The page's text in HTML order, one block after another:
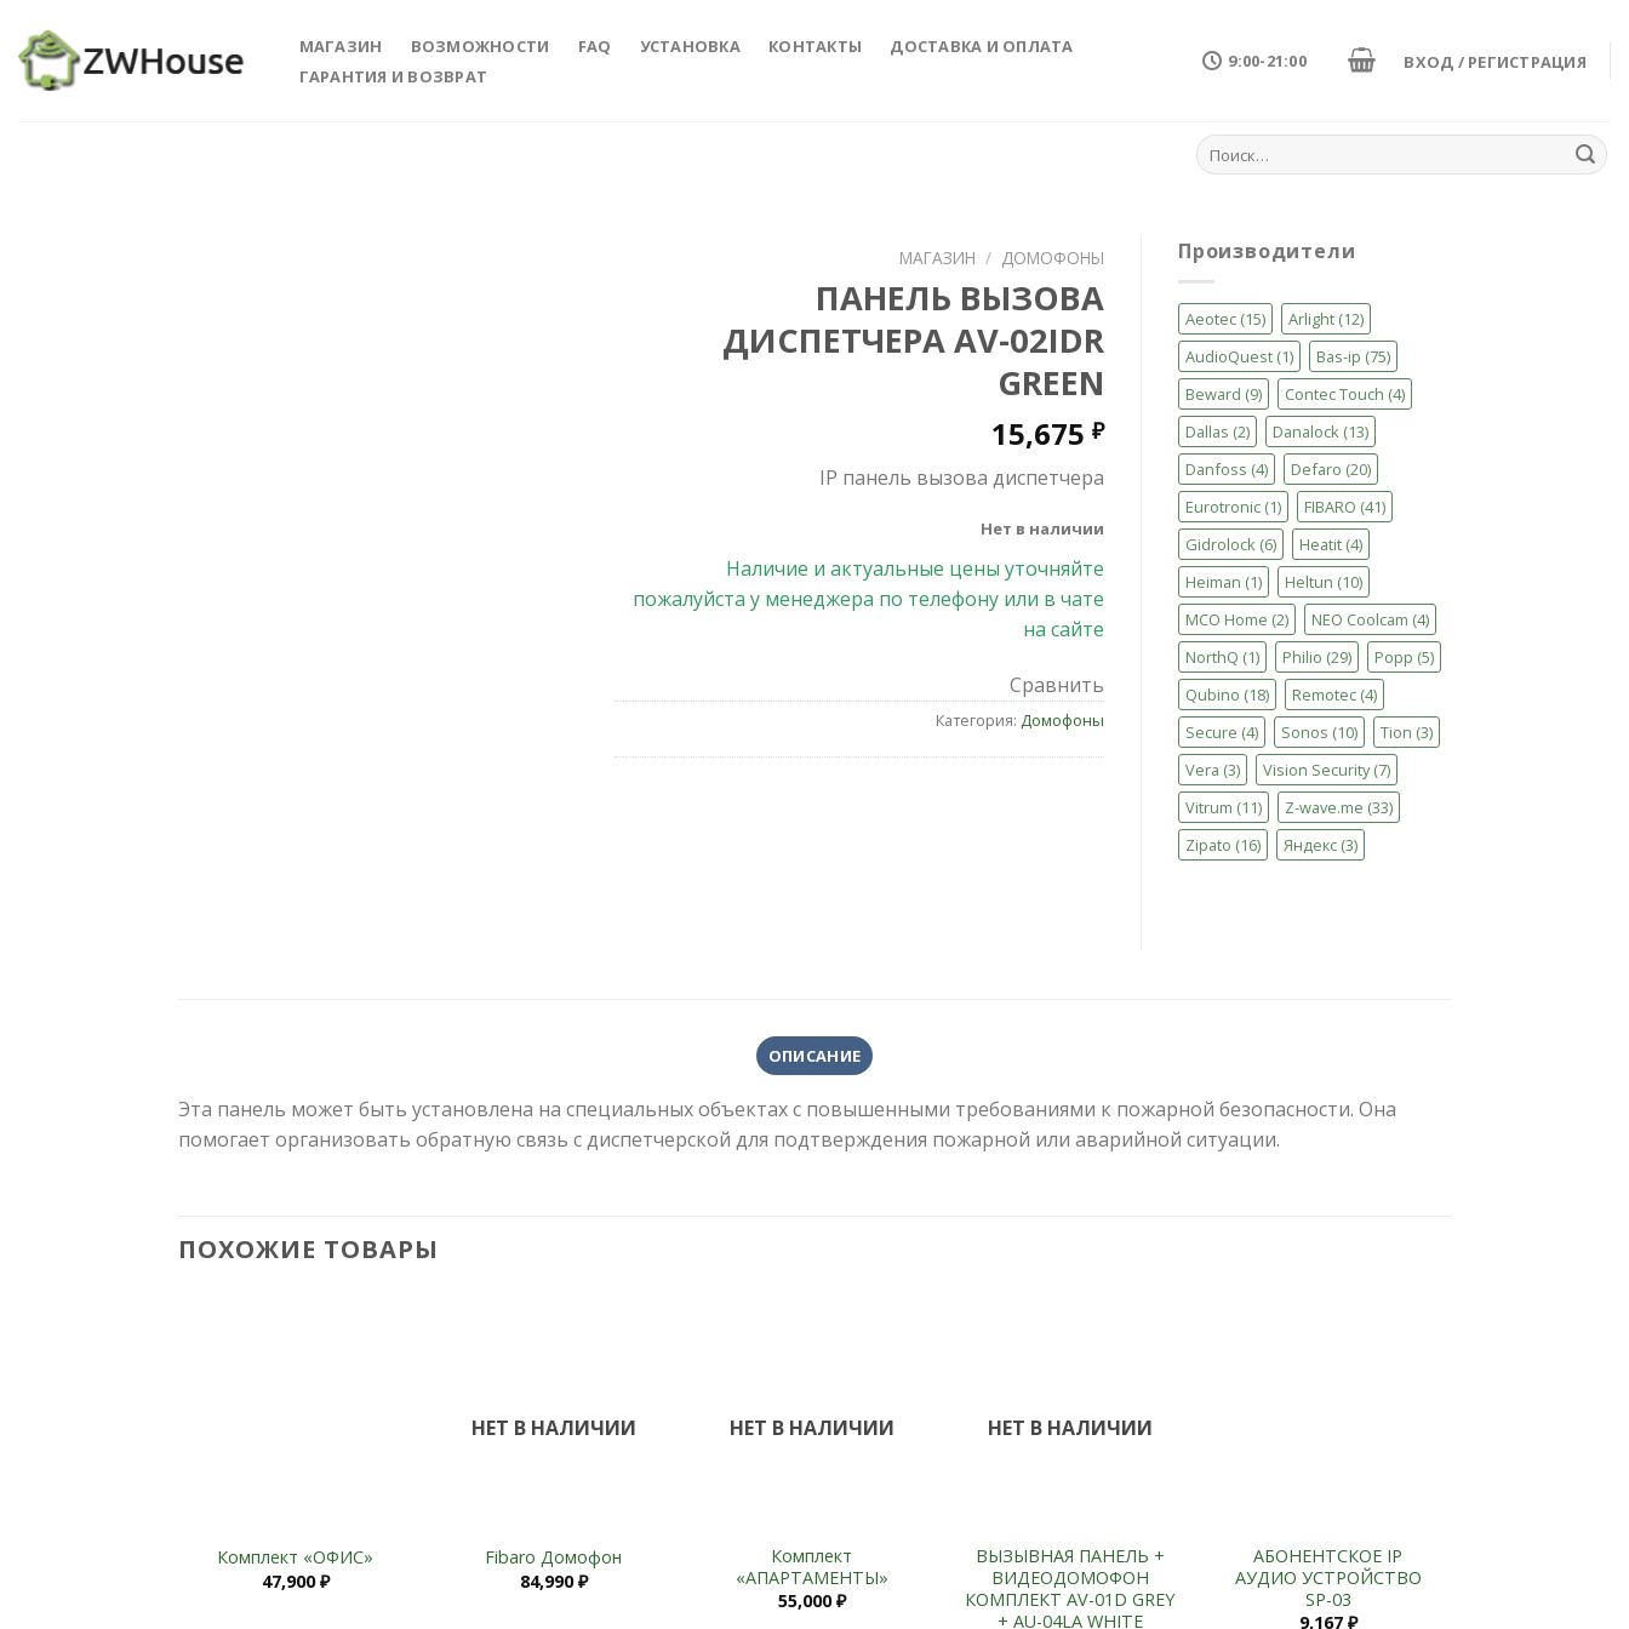
content
МАГАЗИН ВОЗМОЖНОСТИ FAQ УСТАНОВКА КОНТАКТЫ
ДОСТАВКА И ОПЛАТА
ГАРАНТИЯ И ВОЗВРАТ
9:00-21:00 ВХОД / РЕГИСТРАЦИЯ
Искать:
МАГАЗИН / ДОМОФОНЫ
ПАНЕЛЬ ВЫЗОВА
ДИСПЕТЧЕРА AV-02IDR
GREEN
15,675 ₽
IP панель вызова диспетчера
Нет в наличии
Наличие и актуальные цены уточняйте
пожалуйста у менеджера по телефону или в чате
на сайте
Сравнить
Категория: Домофоны
Производители
Aeotec (15) Arlight (12)
AudioQuest (1) Bas-ip (75)
Beward (9) Contec Touch (4)
Dallas (2) Danalock (13)
Danfoss (4) Defaro (20)
Eurotronic (1) FIBARO (41)
Gidrolock (6) Heatit (4)
Heiman (1) Heltun (10)
MCO Home (2) NEO Coolcam (4)
NorthQ (1) Philio (29) Popp (5)
Qubino (18) Remotec (4)
Secure (4) Sonos (10) Tion (3)
Vera (3) Vision Security(7)
Vitrum (11) Z-wave.me (33)
Zipato (16) Яндекс (3)
ОПИСАНИЕ
Эта панель может быть установлена на специальных объектах с повышенными требованиями к пожарной безопасности. Она
помогает организовать обратную связь с диспетчерской для подтверждения пожарной или аварийной ситуации.
ПОХОЖИЕ ТОВАРЫ
Комплект «ОФИС»
47,900₽
НЕТ В НАЛИЧИИ
Fibaro Домофон
84,990₽
НЕТ В НАЛИЧИИ
Комплект
«АПАРТАМЕНТЫ»
55,000₽
НЕТ В НАЛИЧИИ
ВЫЗЫВНАЯ ПАНЕЛЬ +
ВИДЕОДОМОФОН
КОМПЛЕКТ AV-01D GREY
+ AU-04LA WHITE
АБОНЕНТСКОЕ IP
АУДИО УСТРОЙСТВО
SP-03
9,167 ₽